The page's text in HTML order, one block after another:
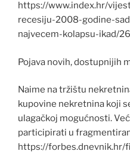
https://www.index.hr/
recesiju-2008-godine-
najvecem-kolapsu-ikad/
Pojava novih, dostupnijih
Naime na tržištu
kupovine nekretnina koji
ulagačkoj mogućnosti.
participirati u
https://forbes.dnevnik.hr/